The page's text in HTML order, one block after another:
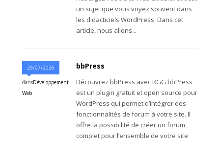
un sujet que vous voyez souvent dans
les didacticiels WordPress. Dans cet
article, nous allons...
29/07/2026
dansDéveloppement
Web
bbPress
Découvrez bbPress avec RGG bbPress
est un plugin gratuit et open source pour
WordPress qui permet d’intégrer des
fonctionnalités de forum à votre site. Il
offre la possibilité de créer un forum
complet pour l’ensemble de votre site